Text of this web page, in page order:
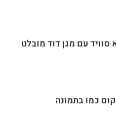
עם מגן דוד מובלט
כמו בתמונה